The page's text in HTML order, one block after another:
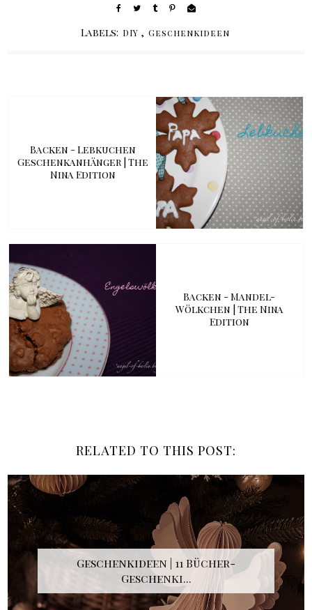
Labels: DIY , Geschenkideen
Backen - Lebkuchen
Geschenkanhänger | The
Nina Edition
Backen - Mandel-
Wölkchen | The Nina
Edition
RELATED TO THIS POST:
Geschenkideen | 11 Bücher-
Geschenki...